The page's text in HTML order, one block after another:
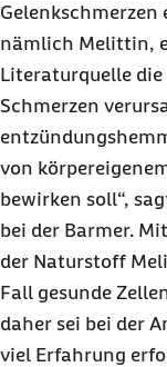
nämlich Melittin,
Literaturquelle
Schmerzen
von
bewirken soll“,
bei der Barmer.
der Naturstoff
Fall gesunde
daher sei bei der
viel Erfahrung